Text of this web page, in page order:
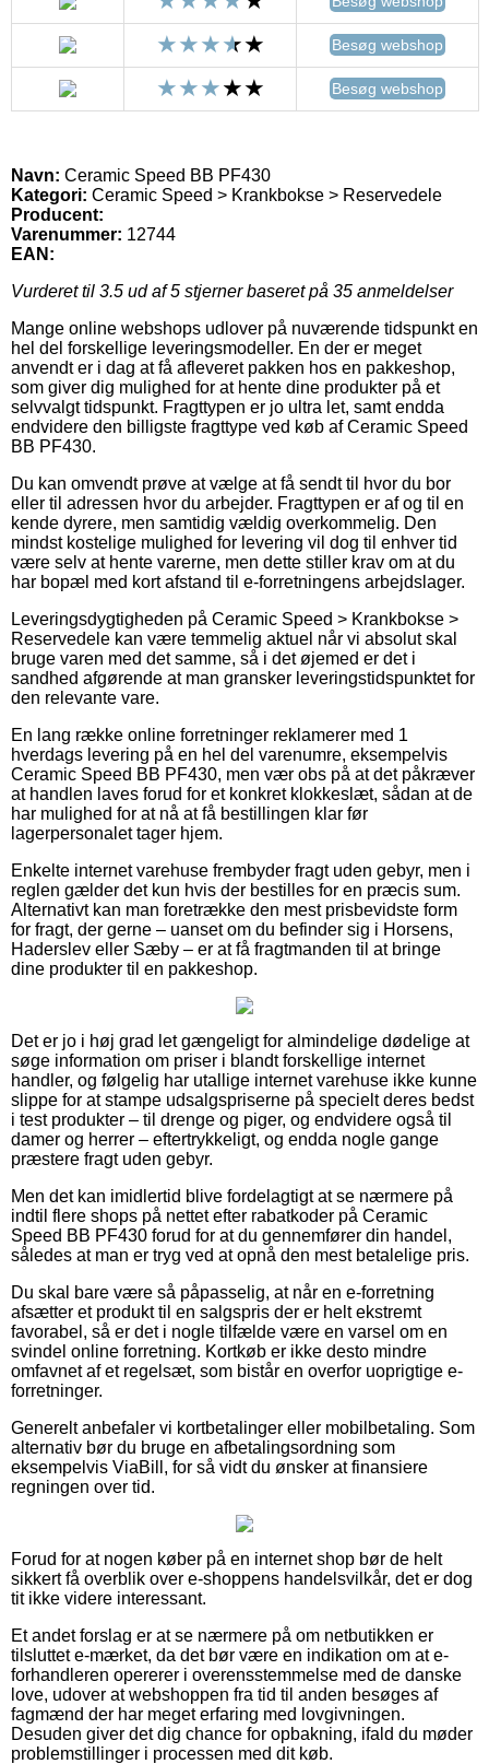
Besøg webshop
Besøg webshop
Navn: Ceramic Speed BB PF430
Kategori: Ceramic Speed > Krankbokse > Reservedele
Producent:
Varenummer: 12744
EAN:
Vurderet til 3.5 ud af 5 stjerner baseret på 35 anmeldelser
Mange online webshops udlover på nuværende tidspunkt en
hel del forskellige leveringsmodeller. En der er meget
anvendt er i dag at få afleveret pakken hos en pakkeshop,
som giver dig mulighed for at hente dine produkter på et
selvvalgt tidspunkt. Fragttypen er jo ultra let, samt endda
endvidere den billigste fragttype ved køb af Ceramic Speed
BB PF430.
Du kan omvendt prøve at vælge at få sendt til hvor du bor
eller til adressen hvor du arbejder. Fragttypen er af og til en
kende dyrere, men samtidig vældig overkommelig. Den
mindst kostelige mulighed for levering vil dog til enhver tid
være selv at hente varerne, men dette stiller krav om at du
har bopæl med kort afstand til e-forretningens arbejdslager.
Leveringsdygtigheden på Ceramic Speed > Krankbokse >
Reservedele kan være temmelig aktuel når vi absolut skal
bruge varen med det samme, så i det øjemed er det i
sandhed afgørende at man gransker leveringstidspunktet for
den relevante vare.
En lang række online forretninger reklamerer med 1
hverdags levering på en hel del varenumre, eksempelvis
Ceramic Speed BB PF430, men vær obs på at det påkræver
at handlen laves forud for et konkret klokkeslæt, sådan at de
har mulighed for at nå at få bestillingen klar før
lagerpersonalet tager hjem.
Enkelte internet varehuse frembyder fragt uden gebyr, men i
reglen gælder det kun hvis der bestilles for en præcis sum.
Alternativt kan man foretrække den mest prisbevidste form
for fragt, der gerne – uanset om du befinder sig i Horsens,
Haderslev eller Sæby – er at få fragtmanden til at bringe
dine produkter til en pakkeshop.
Det er jo i høj grad let gængeligt for almindelige dødelige at
søge information om priser i blandt forskellige internet
handler, og følgelig har utallige internet varehuse ikke kunne
slippe for at stampe udsalgspriserne på specielt deres bedst
i test produkter – til drenge og piger, og endvidere også til
damer og herrer – eftertrykkeligt, og endda nogle gange
præstere fragt uden gebyr.
Men det kan imidlertid blive fordelagtigt at se nærmere på
indtil flere shops på nettet efter rabatkoder på Ceramic
Speed BB PF430 forud for at du gennemfører din handel,
således at man er tryg ved at opnå den mest betalelige pris.
Du skal bare være så påpasselig, at når en e-forretning
afsætter et produkt til en salgspris der er helt ekstremt
favorabel, så er det i nogle tilfælde være en varsel om en
svindel online forretning. Kortkøb er ikke desto mindre
omfavnet af et regelsæt, som bistår en overfor uoprigtige e-
forretninger.
Generelt anbefaler vi kortbetalinger eller mobilbetaling. Som
alternativ bør du bruge en afbetalingsordning som
eksempelvis ViaBill, for så vidt du ønsker at finansiere
regningen over tid.
Forud for at nogen køber på en internet shop bør de helt
sikkert få overblik over e-shoppens handelsvilkår, det er dog
tit ikke videre interessant.
Et andet forslag er at se nærmere på om netbutikken er
tilsluttet e-mærket, da det bør være en indikation om at e-
forhandleren opererer i overensstemmelse med de danske
love, udover at webshoppen fra tid til anden besøges af
fagmænd der har meget erfaring med lovgivningen.
Desuden giver det dig chance for opbakning, ifald du møder
problemstillinger i processen med dit køb.